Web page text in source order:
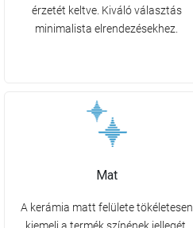
érzetét keltve. Kiváló választás
minimalista elrendezésekhez.
Mat
A kerámia matt felülete tökéletesen